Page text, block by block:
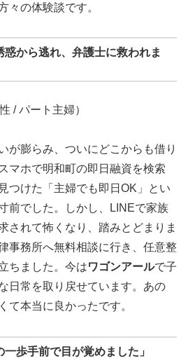
々の体験談です。
から逃れ、弁護士に救われま
/ パート主婦）
が膨らみ、ついにどこからも借り
マホで明和町の即日融資を検索
つけた「主婦でも即日OK」とい
前でした。しかし、LINEで家族
されて怖くなり、踏みとどまりま
事務所へ無料相談に行き、任意整
ちました。今はワゴンアールで子
日常を取り戻せています。あの
て本当に良かったです。
歩手前で目が覚めました」